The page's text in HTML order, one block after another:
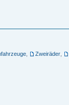
Zweiräder